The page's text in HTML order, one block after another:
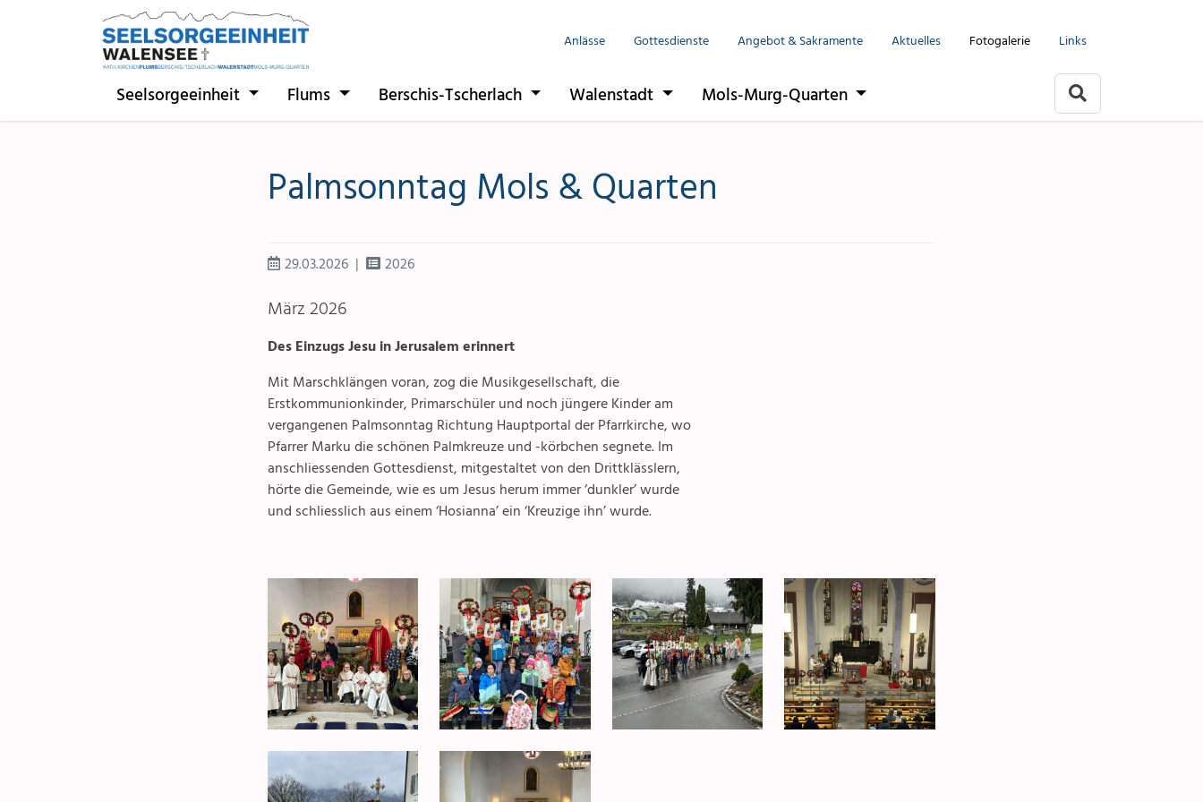
Direkt zur Hauptnavigation springen
Direkt zum Inhalt springen
Anlässe Gottesdienste Angebot & Sakramente Aktuelles Fotogalerie Links
Seelsorgeeinheit Flums Berschis-Tscherlach Walenstadt Mols-Murg-Quarten
Palmsonntag Mols & Quarten
29.03.2026 2026
März 2026
Des Einzugs Jesu in Jerusalem erinnert
Mit Marschklängen voran, zog die Musikgesellschaft, die
Erstkommunionkinder, Primarschüler und noch jüngere Kinder am
vergangenen Palmsonntag Richtung Hauptportal der Pfarrkirche, wo
Pfarrer Marku die schönen Palmkreuze und -körbchen segnete. Im
anschliessenden Gottesdienst, mitgestaltet von den Drittklässlern,
hörte die Gemeinde, wie es um Jesus herum immer ‘dunkler’ wurde
und schliesslich aus einem ‘Hosianna’ ein ‘Kreuzige ihn’ wurde.